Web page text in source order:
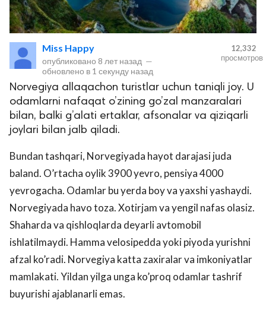
защищены.
Miss Happy
опубликовано 8 лет назад —
обновлено в 1 секунду назад
12,332
просмотров
Norvegiya allaqachon turistlar uchun taniqli joy. U
odamlarni nafaqat o’zining go’zal manzaralari
bilan, balki g’alati ertaklar, afsonalar va qiziqarli
joylari bilan jalb qiladi.
Bundan tashqari, Norvegiyada hayot darajasi juda
baland. O’rtacha oylik 3900 yevro, pensiya 4000
yevrogacha. Odamlar bu yerda boy va yaxshi yashaydi.
Norvegiyada havo toza. Xotirjam va yengil nafas olasiz.
Shaharda va qishloqlarda deyarli avtomobil
ishlatilmaydi. Hamma velosipedda yoki piyoda yurishni
afzal ko’radi. Norvegiya katta zaxiralar va imkoniyatlar
mamlakati. Yildan yilga unga ko’proq odamlar tashrif
buyurishi ajablanarli emas.